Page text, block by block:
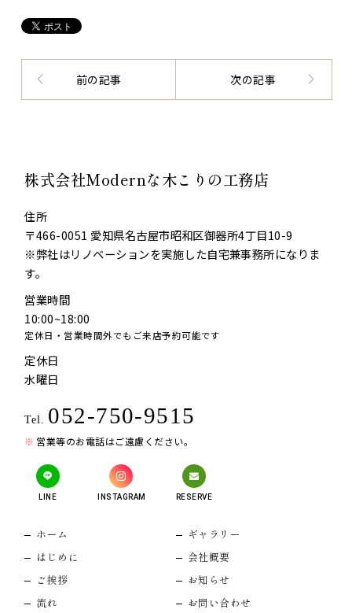
前の記事 次の記事
株式会社Modernな木こりの工務店
住所
〒466-0051 愛知県名古屋市昭和区御器所4丁目10-9
※弊社はリノベーションを実施した自宅兼事務所になりま
す。
営業時間
10:00~18:00
定休日・営業時間外でもご来店予約可能です
定休日
水曜日
Tel. 052-750-9515
営業等のお電話はご遠慮ください。
LINE INSTAGRAM RESERVE
ホーム
はじめに
ご挨拶
流れ
ギャラリー
会社概要
お知らせ
お問い合わせ